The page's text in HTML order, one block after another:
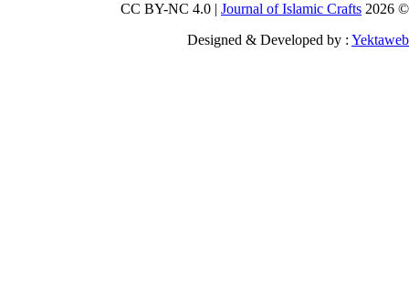
Journal of Islamic
Designed & Developed by :